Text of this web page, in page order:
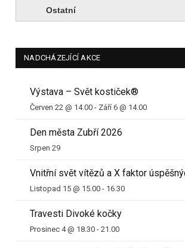
Ostatní
NADCHÁZEJÍCÍ AKCE
Výstava – Svět kostiček®
Červen 22 @ 14.00 - Září 6 @ 14.00
Den města Zubří 2026
Srpen 29
Vnitřní svět vítězů a X faktor
Listopad 15 @ 15.00 - 16.30
Travesti Divoké kočky
Prosinec 4 @ 18.30 - 21.00